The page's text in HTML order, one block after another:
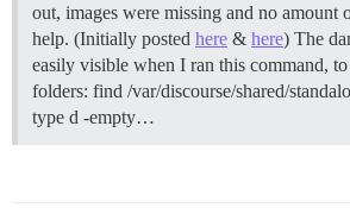
out, images were missing and no amount
help. (Initially posted here & here) The
easily visible when I ran this command,
folders: find /var/discourse/shared/
type d -empty…